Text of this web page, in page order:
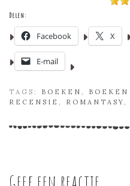
Delen:
Facebook X
E-mail
TAGS: BOEKEN ,
RECENSIE , ROMANTASY